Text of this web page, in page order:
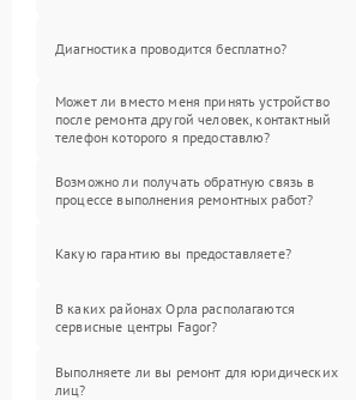
Диагностика проводится бесплатно?
Может ли вместо меня принять устройство
после ремонта другой человек, контактный
телефон которого я предоставлю?
Возможно ли получать обратную связь в
процессе выполнения ремонтных работ?
Какую гарантию вы предоставляете?
В каких районах Орла располагаются
сервисные центры Fagor?
Выполняете ли вы ремонт для юридических
лиц?